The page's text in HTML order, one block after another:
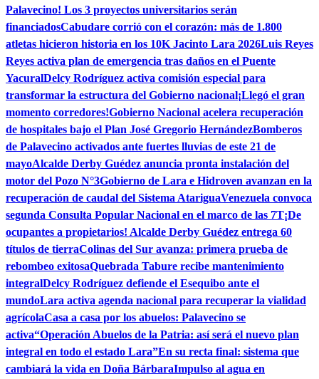
Palavecino! Los 3 proyectos universitarios serán
financiadosCabudare corrió con el corazón: más de 1.800
atletas hicieron historia en los 10K Jacinto Lara 2026Luis Reyes
Reyes activa plan de emergencia tras daños en el Puente
YacuralDelcy Rodríguez activa comisión especial para
transformar la estructura del Gobierno nacional¡Llegó el gran
momento corredores!Gobierno Nacional acelera recuperación
de hospitales bajo el Plan José Gregorio HernándezBomberos
de Palavecino activados ante fuertes lluvias de este 21 de
mayoAlcalde Derby Guédez anuncia pronta instalación del
motor del Pozo N°3Gobierno de Lara e Hidroven avanzan en la
recuperación de caudal del Sistema AtariguaVenezuela convoca
segunda Consulta Popular Nacional en el marco de las 7T¡De
ocupantes a propietarios! Alcalde Derby Guédez entrega 60
títulos de tierraColinas del Sur avanza: primera prueba de
rebombeo exitosaQuebrada Tabure recibe mantenimiento
integralDelcy Rodríguez defiende el Esequibo ante el
mundoLara activa agenda nacional para recuperar la vialidad
agrícolaCasa a casa por los abuelos: Palavecino se
activa“Operación Abuelos de la Patria: así será el nuevo plan
integral en todo el estado Lara”En su recta final: sistema que
cambiará la vida en Doña BárbaraImpulso al agua en